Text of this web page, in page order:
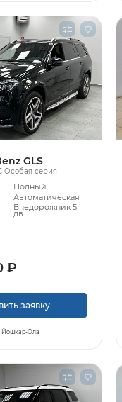
GLS
Особая серия
Полный
Автоматическая
Внедорожник 5
дв.
₽
заявку
Йошкар-Ола